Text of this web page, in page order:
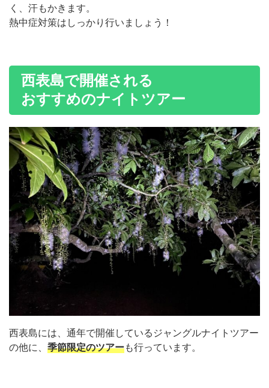
く、汗もかきます。
熱中症対策はしっかり行いましょう！
西表島で開催される
おすすめのナイトツアー
西表島には、通年で開催しているジャングルナイトツアー
の他に、 季節限定のツアーも行っています。